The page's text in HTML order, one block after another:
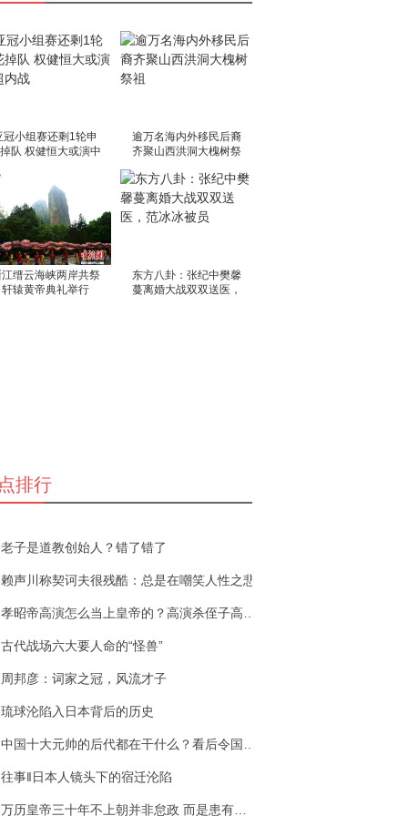
冠小组赛还剩1轮申
队 权健恒大或演中
逾万名海内外移民后裔
齐聚山西洪洞大槐树祭
缙云海峡两岸共祭
轩辕黄帝典礼举行
东方八卦：张纪中樊馨
蔓离婚大战双双送医，
排行
老子是道教创始人？错了错了
赖声川称契诃夫很残酷：总是在嘲笑人性之悲
古代战场六大要人命的“怪兽”
周邦彦：词家之冠，风流才子
琉球沦陷入日本背后的历史
往事‖日本人镜头下的宿迁沦陷